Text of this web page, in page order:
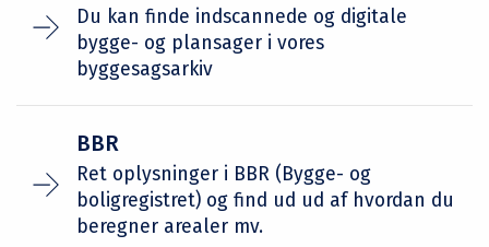
Du kan finde indscannede og digitale
bygge- og plansager i vores
byggesagsarkiv
BBR
Ret oplysninger i BBR (Bygge- og
boligregistret) og find ud ud af hvordan du
beregner arealer mv.